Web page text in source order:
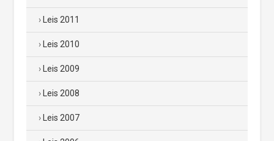
Leis 2011
Leis 2010
Leis 2009
Leis 2008
Leis 2007